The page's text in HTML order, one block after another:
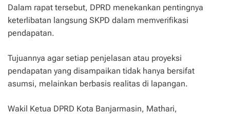
Dalam rapat tersebut, DPRD menekankan pentingnya
keterlibatan langsung SKPD dalam memverifikasi
pendapatan.
Tujuannya agar setiap penjelasan atau proyeksi
pendapatan yang disampaikan tidak hanya bersifat
asumsi, melainkan berbasis realitas di lapangan.
Wakil Ketua DPRD Kota Banjarmasin, Mathari,